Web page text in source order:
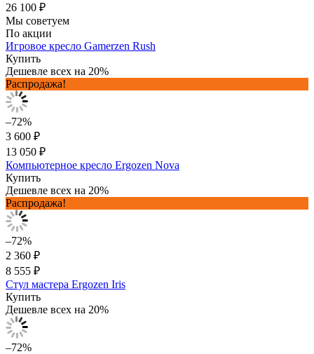
26 100 ₽
Мы советуем
По акции
Игровое кресло Gamerzen Rush
Купить
Дешевле всех на 20%
Распродажа!
–72%
3 600 ₽
13 050 ₽
Компьютерное кресло Ergozen Nova
Купить
Дешевле всех на 20%
Распродажа!
–72%
2 360 ₽
8 555 ₽
Стул мастера Ergozen Iris
Купить
Дешевле всех на 20%
–72%